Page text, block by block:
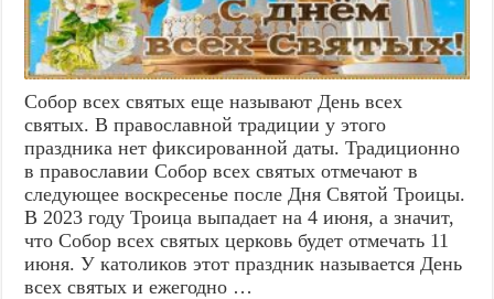
Собор всех святых еще называют День всех
святых. В православной традиции у этого
праздника нет фиксированной даты. Традиционно
в православии Собор всех святых отмечают в
следующее воскресенье после Дня Святой Троицы.
В 2023 году Троица выпадает на 4 июня, а значит,
что Собор всех святых церковь будет отмечать 11
июня. У католиков этот праздник называется День
всех святых и ежегодно …